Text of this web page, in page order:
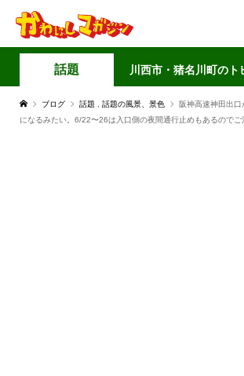
話題 川西市・猪名川町のト
ブログ 話題 話題の風景、景色
阪神高速神田出
になるみたい。6/22〜26は入口側の夜間通行止めもあるのでご